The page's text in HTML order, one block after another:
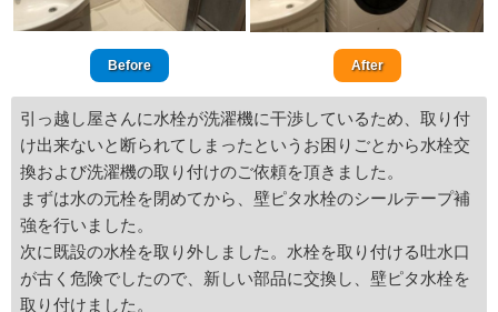
Before After
引っ越し屋さんに水栓が洗濯機に干渉しているため、取り付
け出来ないと断られてしまったというお困りごとから水栓交
換および洗濯機の取り付けのご依頼を頂きました。
まずは水の元栓を閉めてから、壁ピタ水栓のシールテープ補
強を行いました。
次に既設の水栓を取り外しました。水栓を取り付ける吐水口
が古く危険でしたので、新しい部品に交換し、壁ピタ水栓を
取り付けました。